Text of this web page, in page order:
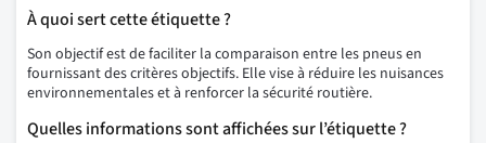
À quoi sert cette étiquette ?
Son objectif est de faciliter la comparaison entre les pneus en
fournissant des critères objectifs. Elle vise à réduire les nuisances
environnementales et à renforcer la sécurité routière.
Quelles informations sont affichées sur l’étiquette ?